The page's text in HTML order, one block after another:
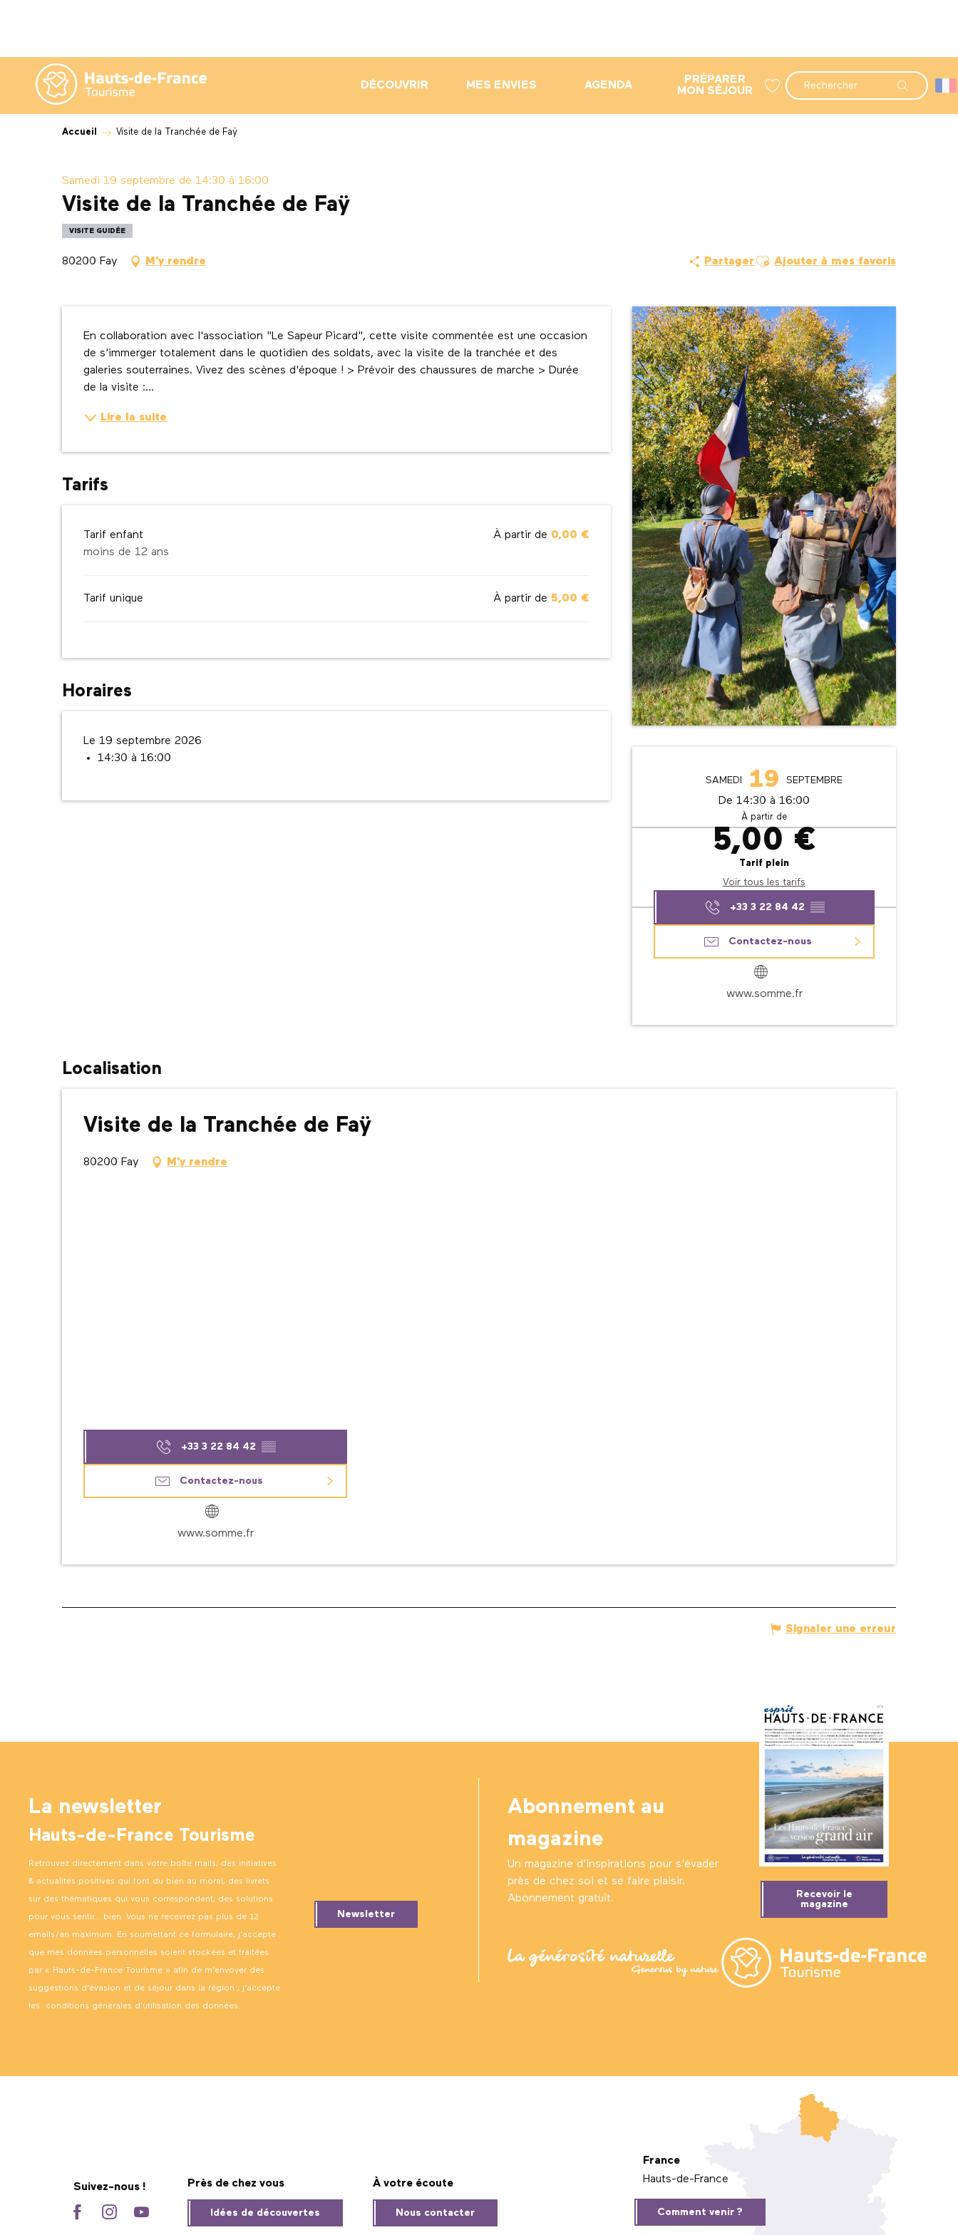
contenu
principal
Recherche
DÉCOUVRIR MES ENVIES AGENDA
PRÉPARER
MON SÉJOUR
Accueil Visite de la Tranchée de Faÿ
Samedi 19 septembre de 14:30 à 16:00
Visite de la Tranchée de Faÿ
VISITE GUIDÉE
80200 Fay M'y rendre Partager Ajouter aux favoris
Ajouter à mes favoris
Ouverture et
SAMEDI 19 SEPTEMBRE
De 14:30 à 16:00
À partir de
5,00 €
Tarif plein
Voir tous les tarifs
+33 3 22 84 42 ▒▒
Contactez-nous
www.somme.fr
Description
En collaboration avec l'association "Le Sapeur Picard", cette visite commentée est une occasion
de s'immerger totalement dans le quotidien des soldats, avec la visite de la tranchée et des
galeries souterraines. Vivez des scènes d'époque ! > Prévoir des chaussures de marche > Durée
de la visite :...
Lire la suite
Tarifs
Tarif enfant
moins de 12 ans
À partir de 0,00 €
Tarif unique À partir de 5,00 €
Horaires
Le 19 septembre 2026
14:30 à 16:00
Localisation
Visite de la Tranchée de Faÿ
80200 Fay M'y rendre
+33 3 22 84 42 ▒▒
Contactez-nous
www.somme.fr
Signaler une erreur
La newsletter
Hauts-de-France Tourisme
Retrouvez directement dans votre boîte mails, des initiatives
& actualités positives qui font du bien au moral, des livrets
sur des thématiques qui vous correspondent, des solutions
pour vous sentir… bien. Vous ne recevrez pas plus de 12
emails/an maximum. En soumettant ce formulaire, j’accepte
que mes données personnelles soient stockées et traitées
par « Hauts-de-France Tourisme » afin de m’envoyer des
suggestions d’évasion et de séjour dans la région ; j’accepte
les conditions générales d’utilisation des données.
Newsletter
Abonnement au
magazine
Un magazine d’inspirations pour s'évader
près de chez soi et se faire plaisir.
Abonnement gratuit.
Recevoir le
magazine
Suivez-nous ! Près de chez vous
Idées de découvertes
À votre écoute
Nous contacter
France
Hauts-de-France
Comment venir ?